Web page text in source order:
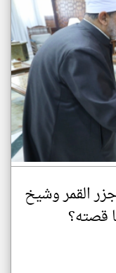
القمر وشيخ
قصته؟